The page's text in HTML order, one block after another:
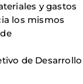
y gastos
los mismos
de Desarrollo